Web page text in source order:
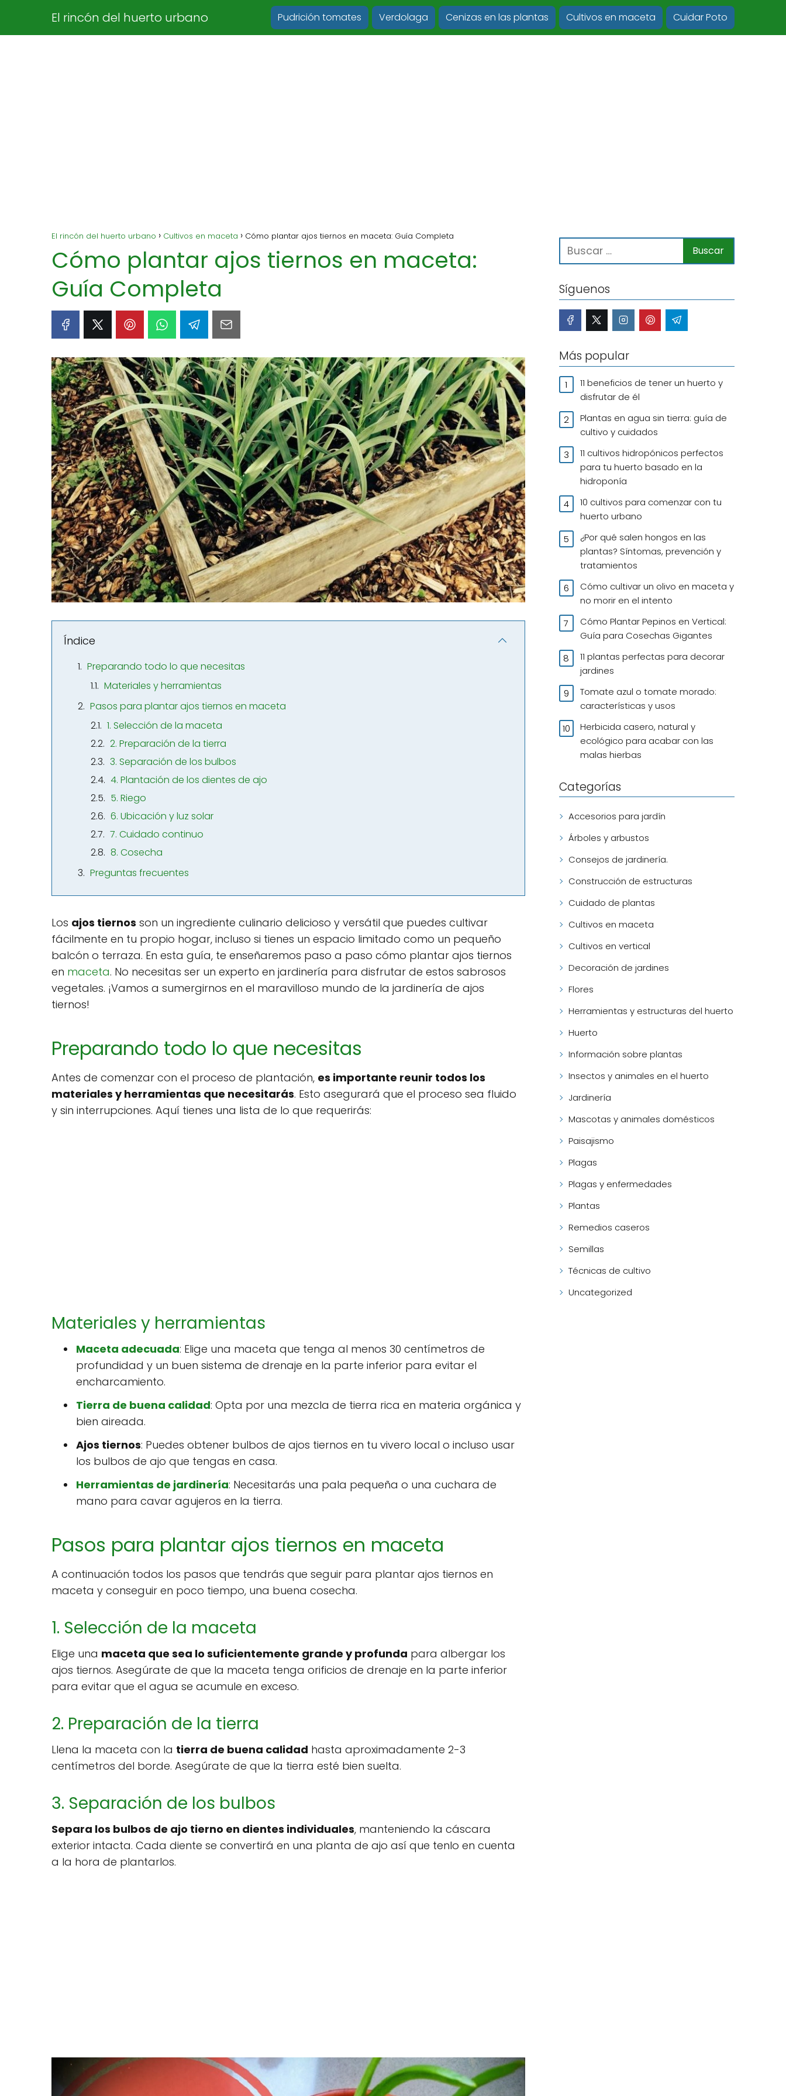
El rincón del huerto urbano Pudrición tomates Verdolaga Cenizas en las plantas Cultivos en maceta Cuidar Poto
El rincón del huerto urbano Cultivos en maceta Cómo plantar ajos tiernos en maceta: Guía Completa
Cómo plantar ajos tiernos en maceta:
Guía Completa
Índice
Preparando todo lo que necesitas
Materiales y herramientas
Pasos para plantar ajos tiernos en maceta
1. Selección de la maceta
2. Preparación de la tierra
3. Separación de los bulbos
4. Plantación de los dientes de ajo
5. Riego
6. Ubicación y luz solar
7. Cuidado continuo
8. Cosecha
Preguntas frecuentes
Los ajos tiernos son un ingrediente culinario delicioso y versátil que puedes cultivar
fácilmente en tu propio hogar, incluso si tienes un espacio limitado como un pequeño
balcón o terraza. En esta guía, te enseñaremos paso a paso cómo plantar ajos tiernos
en maceta. No necesitas ser un experto en jardinería para disfrutar de estos sabrosos
vegetales. ¡Vamos a sumergirnos en el maravilloso mundo de la jardinería de ajos
tiernos!
Preparando todo lo que necesitas
Antes de comenzar con el proceso de plantación, es importante reunir todos los
materiales y herramientas que necesitarás. Esto asegurará que el proceso sea fluido
y sin interrupciones. Aquí tienes una lista de lo que requerirás:
Materiales y herramientas
Maceta adecuada: Elige una maceta que tenga al menos 30 centímetros de
profundidad y un buen sistema de drenaje en la parte inferior para evitar el
encharcamiento.
Tierra de buena calidad: Opta por una mezcla de tierra rica en materia orgánica y
bien aireada.
Ajos tiernos: Puedes obtener bulbos de ajos tiernos en tu vivero local o incluso usar
los bulbos de ajo que tengas en casa.
Herramientas de jardinería: Necesitarás una pala pequeña o una cuchara de
mano para cavar agujeros en la tierra.
Pasos para plantar ajos tiernos en maceta
A continuación todos los pasos que tendrás que seguir para plantar ajos tiernos en
maceta y conseguir en poco tiempo, una buena cosecha.
1. Selección de la maceta
Elige una maceta que sea lo suficientemente grande y profunda para albergar los
ajos tiernos. Asegúrate de que la maceta tenga orificios de drenaje en la parte inferior
para evitar que el agua se acumule en exceso.
2. Preparación de la tierra
Llena la maceta con la tierra de buena calidad hasta aproximadamente 2-3
centímetros del borde. Asegúrate de que la tierra esté bien suelta.
3. Separación de los bulbos
Separa los bulbos de ajo tierno en dientes individuales, manteniendo la cáscara
exterior intacta. Cada diente se convertirá en una planta de ajo así que tenlo en cuenta
a la hora de plantarlos.
Síguenos
Más popular
11 beneficios de tener un huerto y
disfrutar de él
Plantas en agua sin tierra: guía de
cultivo y cuidados
11 cultivos hidropónicos perfectos
para tu huerto basado en la
hidroponía
10 cultivos para comenzar con tu
huerto urbano
¿Por qué salen hongos en las
plantas? Síntomas, prevención y
tratamientos
Cómo cultivar un olivo en maceta y
no morir en el intento
Cómo Plantar Pepinos en Vertical:
Guía para Cosechas Gigantes
11 plantas perfectas para decorar
jardines
Tomate azul o tomate morado:
características y usos
Herbicida casero, natural y
ecológico para acabar con las
malas hierbas
Categorías
Accesorios para jardín
Árboles y arbustos
Consejos de jardinería.
Construcción de estructuras
Cuidado de plantas
Cultivos en maceta
Cultivos en vertical
Decoración de jardines
Flores
Herramientas y estructuras del huerto
Huerto
Información sobre plantas
Insectos y animales en el huerto
Jardinería
Mascotas y animales domésticos
Paisajismo
Plagas
Plagas y enfermedades
Plantas
Remedios caseros
Semillas
Técnicas de cultivo
Uncategorized